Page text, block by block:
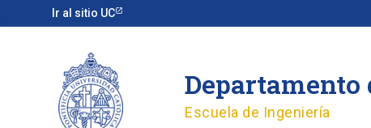
Ir al sitio UC
al
Departamento
Escuela de Ingeniería